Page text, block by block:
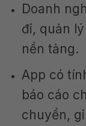
Doanh
đi, quản
nền tảng.
App có
báo cáo
chuyển,